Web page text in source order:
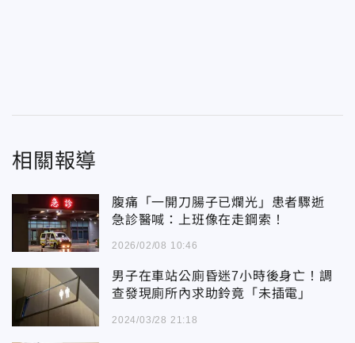
相關報導
腹痛「一開刀腸子已爛光」患者驟逝
急診醫喊：上班像在走鋼索！
2026/02/08 10:46
男子在車站公廁昏迷7小時後身亡！調
查發現廁所內求助鈴竟「未插電」
2024/03/28 21:18